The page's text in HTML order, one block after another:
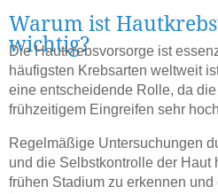
Warum ist
wichtig?
Die Hautkrebsvorsorge ist
häufigsten Krebsarten weltweit
eine entscheidende Rolle, da
frühzeitigem Eingreifen sehr
Regelmäßige Untersuchungen
und die Selbstkontrolle der Haut
frühen Stadium zu erkennen